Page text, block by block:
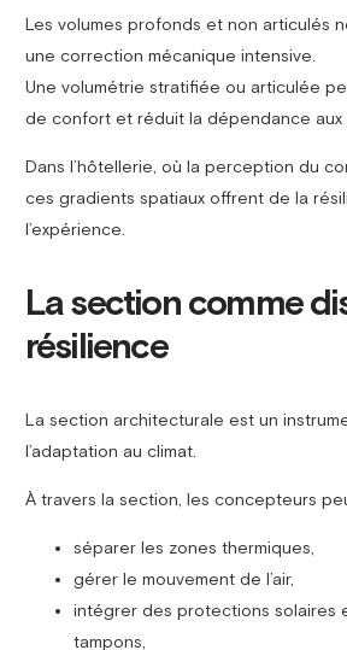
Les volumes profonds et non articulés
une correction mécanique intensive.
Une volumétrie stratifiée ou articulée
de confort et réduit la dépendance aux
Dans l’hôtellerie, où la perception du
ces gradients spatiaux offrent de la
l’expérience.
La section comme
résilience
La section architecturale est un
l’adaptation au climat.
À travers la section, les concepteurs
séparer les zones thermiques,
gérer le mouvement de l’air,
intégrer des protections solaires
tampons,